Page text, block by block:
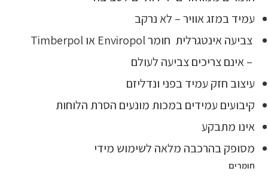
עמיד במזג אוויר – לא נרקב
צביעה אינטגרלית חומר Enviropol או Timberpol
– אינם צריכים צביעה לעולם
עיצוב חזק עמיד בפני ונדליזם
קיבועים עמידים במכות מונעים הסרת הלוחות
אינו מתבקע
מסופק בהרכבה מלאה לשימוש מידי
חומרים